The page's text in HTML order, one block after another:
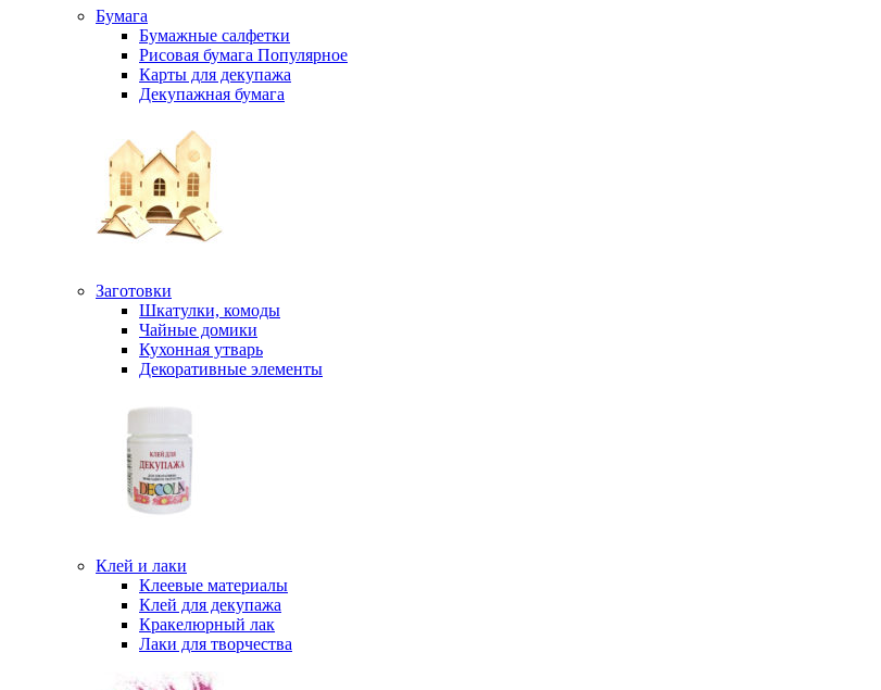
Бумага
Бумажные салфетки
Рисовая бумага Популярное
Карты для декупажа
Декупажная бумага
Заготовки
Шкатулки, комоды
Чайные домики
Кухонная утварь
Декоративные элементы
Клей и лаки
Клеевые материалы
Клей для декупажа
Кракелюрный лак
Лаки для творчества